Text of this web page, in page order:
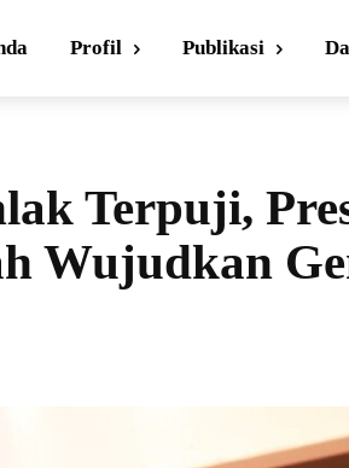
Profil Publikasi
Terpuji,
Wujudkan